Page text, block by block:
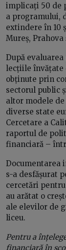
implicați 50 de
a programului,
extindere în 10
Mureș, Prahova
După
lecțiile învățate
obținute prin
sectorul public
altor modele
diverse state
Cercetare a
raportul de
financiară –
Documentarea
s-a desfășurat
cercetări
au arătat o
ale elevilor de
liceu.
Pentru a
financiară în